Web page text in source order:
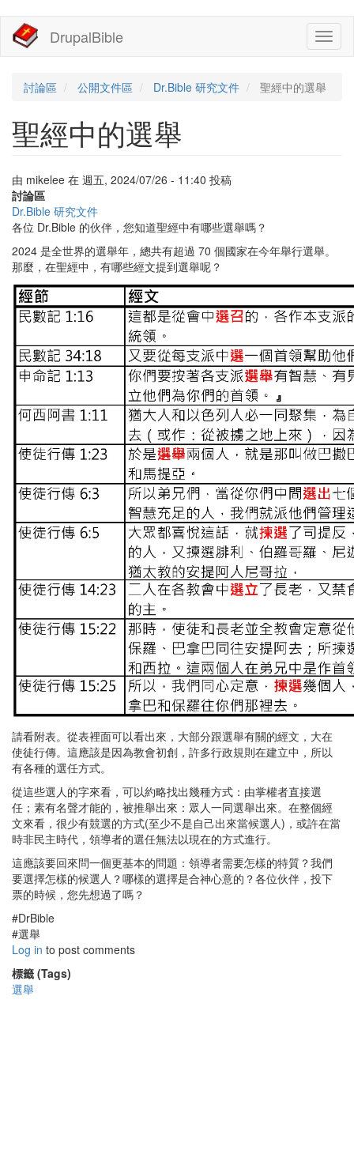
主
DrupalBible
討論區 公開文件區 Dr.Bible 研究文件 聖經中的選舉
聖經中的選舉
由 mikelee 在 週五, 2024/07/26 - 11:40 投稿
討論區
Dr.Bible 研究文件
各位 Dr.Bible 的伙伴，您知道聖經中有哪些選舉嗎？
2024 是全世界的選舉年，總共有超過 70 個國家在今年舉行選舉。
那麼，在聖經中，有哪些經文提到選舉呢？
請看附表。從表裡面可以看出來，大部分跟選舉有關的經文，大在
使徒行傳。這應該是因為教會初創，許多行政規則在建立中，所以
有各種的選任方式。
從這些選人的字來看，可以約略找出幾種方式：由掌權者直接選
任；素有名聲才能的，被推舉出來：眾人一同選舉出來。在整個經
文來看，很少有競選的方式(至少不是自己出來當候選人)，或許在當
時非民主時代，領導者的選任無法以現在的方式進行。
這應該要回來問一個更基本的問題：領導者需要怎樣的特質？我們
要選擇怎樣的候選人？哪樣的選擇是合神心意的？各位伙伴，投下
票的時候，您先想過了嗎？
#DrBible
#選舉
Log in to post comments
標籤 (Tags)
選舉